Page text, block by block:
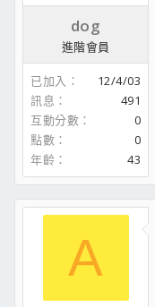
dog
進階會員
已加入
12/4/03
訊息
491
互動分數
0
點數
0
年齡
43
A